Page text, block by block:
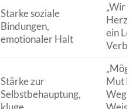
Starke soziale
Bindungen,
emotionaler Halt
„Wir
Herz
ein
Stärke zur
Selbstbehauptung,
Mut
Weg